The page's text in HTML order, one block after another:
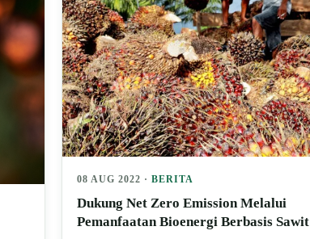
08 AUG 2022 ·BERITA
Dukung Net Zero Emission Melalui
Pemanfaatan Bioenergi Berbasis Sawit